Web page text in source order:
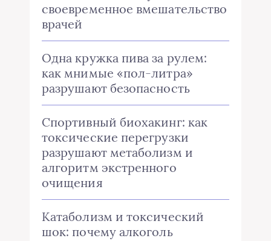
своевременное вмешательство
врачей
Одна кружка пива за рулем:
как мнимые «пол-литра»
разрушают безопасность
Спортивный биохакинг: как
токсические перегрузки
разрушают метаболизм и
алгоритм экстренного
очищения
Катаболизм и токсический
шок: почему алкоголь